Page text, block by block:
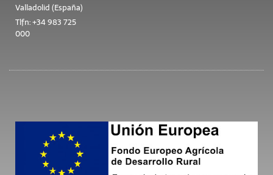
Valladolid (España)
Tlfn: +34 983 725
000